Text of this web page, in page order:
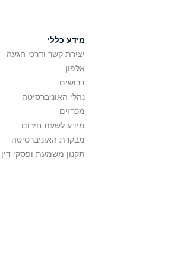
מידע כללי
יצירת קשר ודרכי הגעה
אלפון
דרושים
נהלי האוניברסיטה
מכרזים
מידע לשעת חירום
מבקרת האוניברסיטה
תקנון משמעת ופסקי דין